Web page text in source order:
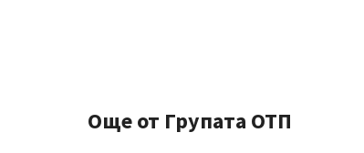
Още от Групата ОТП